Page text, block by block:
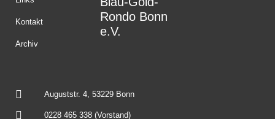
Kontakt
Archiv
Rondo Bonn
e.V.
Auguststr. 4, 53229 Bonn
0228 465 338 (Vorstand)